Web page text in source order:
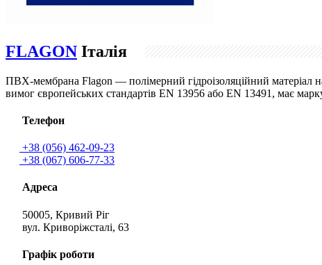
FLAGON Італія
ПВХ-мембрана Flagon — полімерний гідроізоляційний матеріал
вимог європейських стандартів EN 13956 або EN 13491, має
Телефон
+38 (056) 462-09-23
+38 (067) 606-77-33
Адреса
50005, Кривий Ріг
вул. Криворіжсталі, 63
Графік роботи